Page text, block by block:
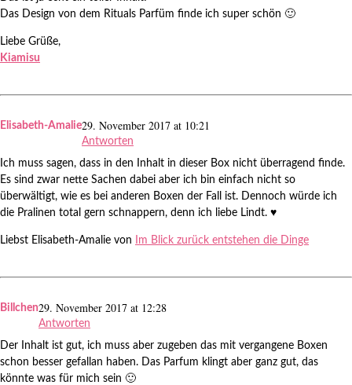
Das Design von dem Rituals Parfüm finde ich super schön 🙂
Liebe Grüße,
Kiamisu
Elisabeth-Amalie29. November 2017 at 10:21
Antworten
Ich muss sagen, dass in den Inhalt in dieser Box nicht überragend finde.
Es sind zwar nette Sachen dabei aber ich bin einfach nicht so
überwältigt, wie es bei anderen Boxen der Fall ist. Dennoch würde ich
die Pralinen total gern schnappern, denn ich liebe Lindt. ♥
Liebst Elisabeth-Amalie von Im Blick zurück entstehen die Dinge
Billchen29. November 2017 at 12:28
Antworten
Der Inhalt ist gut, ich muss aber zugeben das mit vergangene Boxen
schon besser gefallan haben. Das Parfum klingt aber ganz gut, das
könnte was für mich sein 🙂